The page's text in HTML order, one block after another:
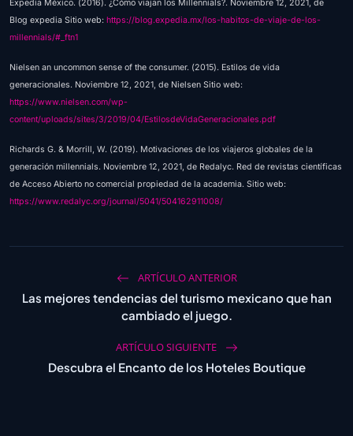
Expedia México. (2016). ¿Cómo viajan los Millennials?. Noviembre 12, 2021, de
Blog expedia Sitio web: https://blog.expedia.mx/los-habitos-de-viaje-de-los-
millennials/#_ftn1
Nielsen an uncommon sense of the consumer. (2015). Estilos de vida
generacionales. Noviembre 12, 2021, de Nielsen Sitio web:
https://www.nielsen.com/wp-
content/uploads/sites/3/2019/04/EstilosdeVidaGeneracionales.pdf
Richards G. & Morrill, W. (2019). Motivaciones de los viajeros globales de la
generación millennials. Noviembre 12, 2021, de Redalyc. Red de revistas científicas
de Acceso Abierto no comercial propiedad de la academia. Sitio web:
https://www.redalyc.org/journal/5041/504162911008/
ARTÍCULO ANTERIOR
Las mejores tendencias del turismo mexicano que han
cambiado el juego.
ARTÍCULO SIGUIENTE
Descubra el Encanto de los Hoteles Boutique